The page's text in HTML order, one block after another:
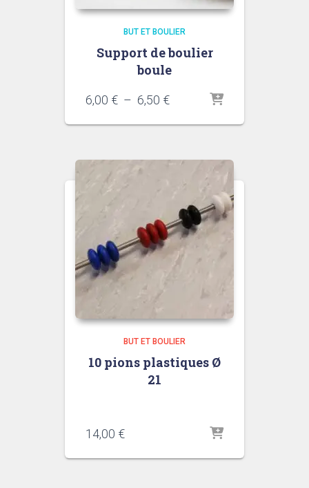
BUT ET BOULIER
Support de boulier
boule
6,00 € – 6,50 €Plage
prix :
à
BUT ET BOULIER
10 pions plastiques Ø
21
14,00 €